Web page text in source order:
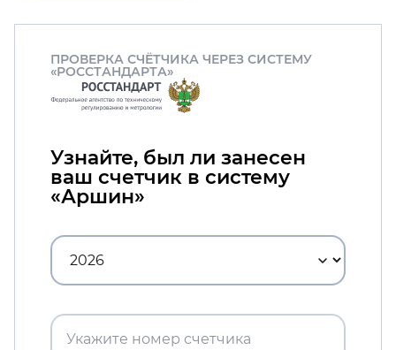
ПРОВЕРКА СЧЁТЧИКА ЧЕРЕЗ СИСТЕМУ
«РОССТАНДАРТА»
Узнайте, был ли занесен
ваш счетчик в систему
«Аршин»